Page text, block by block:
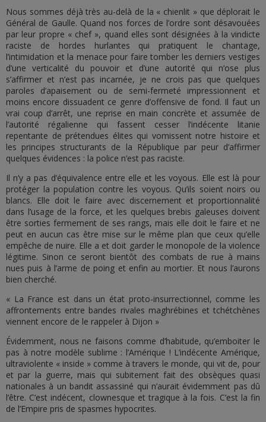
Nous sommes déjà très au-delà de la « chienlit » que déplorait le
Général de Gaulle. Quand nos forces de l’ordre sont désavouées
par leur propre « chef », quand elles sont désignées à la vindicte
raciste de hordes hurlantes qui pratiquent le chantage,
l’intimidation et la menace pour faire tomber les derniers vestiges
d’une verticalité du pouvoir et d’une autorité qui n’ose plus
s’affirmer et n’est pas incarnée, je ne crois pas que quelques
paroles d’apaisement ou de semi-fermeté impressionnent et
moins encore dissuadent ce genre d’offensive de fond. Il faut un
vrai coup d’arrêt, une reprise en main concrète et assumée de
l’autorité régalienne qui fassent cesser l’indécente litanie
repentante de prétendues élites qui vomissent notre histoire et
les principes structurants de la République par peur d’affirmer
quelques évidences : la police n’est pas raciste.
Il n’y a pas d’équivalence entre elle et les voyous. Elle est là pour
protéger la population contre les voyous. Qu’ils soient noirs ou
blancs. Elle doit le faire avec discernement et proportionnalité
dans l’usage de la force, et les quelques brebis galeuses doivent
être sorties fermement de ses rangs, mais elle doit le faire et ne
peut en aucun cas être mise sur le même plan que ceux qu’elle
empêche de nuire. Elle a et doit garder le monopole de la violence
légitime. Sinon ce seront bientôt des combats de rue à mains
nues puis à l’arme de poing et enfin au mortier. Et nous l’aurons
bien cherché.
« La France est dans un état proto-insurrectionnel, comme les
affrontements entre bandes rivales maghrébines et tchétchènes
viennent encore de le rappeler à Dijon »
Évidemment, nous ne faisons comme d’habitude, qu’emboiter le
pas à notre modèle sublime : l’Amérique ! L’indécente Amérique,
ultraviolente « inside » comme à travers le monde, qui vit de, pour
et par la guerre, mais qui subitement fait des obsèques quasi
nationales à un bandit assassiné qui n’aurait évidemment pas dû
l’être. C’est indécent, clownesque et tragique à la fois. C’est la fin
de l’Empire pris de spasmes hypocrites.